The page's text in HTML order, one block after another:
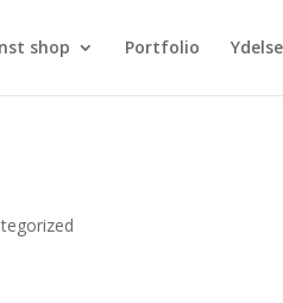
shop Portfolio